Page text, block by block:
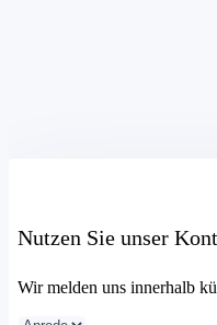
Nutzen Sie unser
Wir melden uns innerhalb